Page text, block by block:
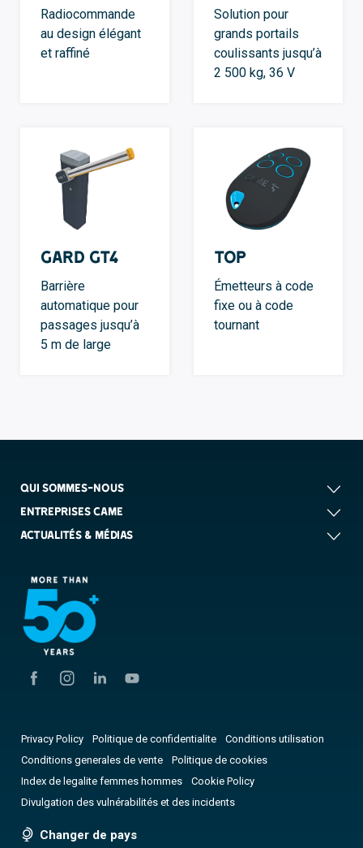
Radiocommande
au design élégant
et raffiné
Solution pour
grands portails
coulissants jusqu’à
2 500 kg, 36 V
GARD GT4
Barrière
automatique pour
passages jusqu’à
5 m de large
TOP
Émetteurs à code
fixe ou à code
tournant
QUI SOMMES-NOUS
ENTREPRISES CAME
ACTUALITÉS & MÉDIAS
Privacy Policy Politique de confidentialite
Conditions utilisation
Conditions generales de vente
Politique de cookies
Index de legalite femmes hommes
Cookie Policy
Divulgation des vulnérabilités et des incidents
Changer de pays